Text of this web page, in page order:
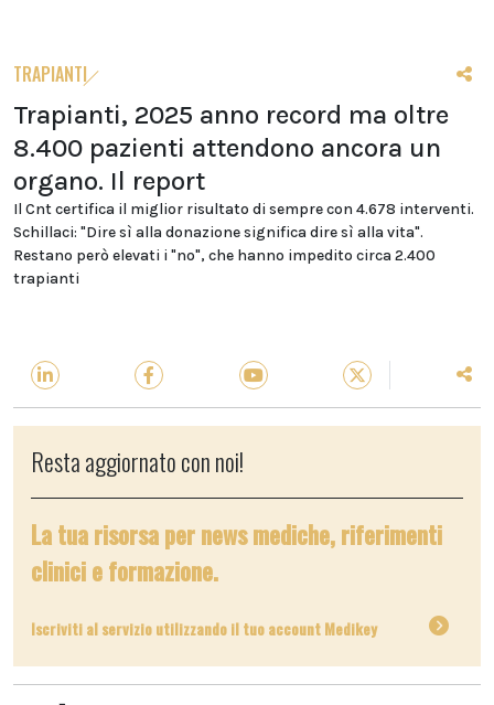
TRAPIANTI
Trapianti, 2025 anno record ma oltre
8.400 pazienti attendono ancora un
organo. Il report
Il Cnt certifica il miglior risultato di sempre con 4.678 interventi.
Schillaci: "Dire sì alla donazione significa dire sì alla vita".
Restano però elevati i "no", che hanno impedito circa 2.400
trapianti
Resta aggiornato con noi!
La tua risorsa per news mediche, riferimenti
clinici e formazione.
Iscriviti al servizio utilizzando il tuo account Medikey